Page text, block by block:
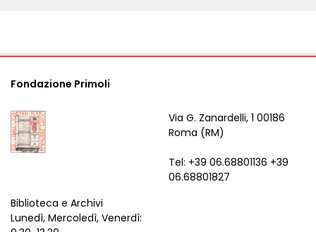
Fondazione Primoli
Via G. Zanardelli, 1 00186
Roma (RM)
Tel: +39 06.68801136 +39
06.68801827
Biblioteca e Archivi
Lunedì, Mercoledì, Venerdì: